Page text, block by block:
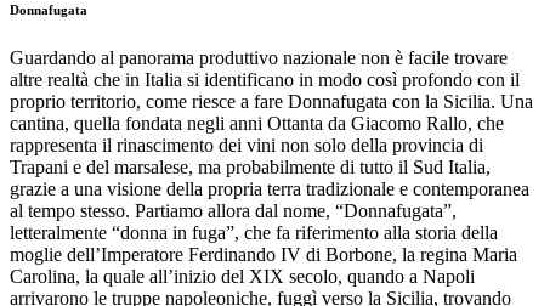
Donnafugata
Guardando al panorama produttivo nazionale non è facile trovare
altre realtà che in Italia si identificano in modo così profondo con il
proprio territorio, come riesce a fare Donnafugata con la Sicilia. Una
cantina, quella fondata negli anni Ottanta da Giacomo Rallo, che
rappresenta il rinascimento dei vini non solo della provincia di
Trapani e del marsalese, ma probabilmente di tutto il Sud Italia,
grazie a una visione della propria terra tradizionale e contemporanea
al tempo stesso. Partiamo allora dal nome, “Donnafugata”,
letteralmente “donna in fuga”, che fa riferimento alla storia della
moglie dell’Imperatore Ferdinando IV di Borbone, la regina Maria
Carolina, la quale all’inizio del XIX secolo, quando a Napoli
arrivarono le truppe napoleoniche, fuggì verso la Sicilia, trovando